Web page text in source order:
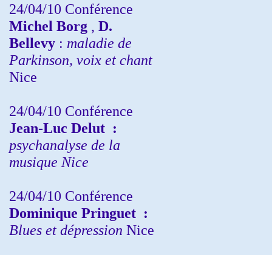
24/04/10 Conférence
Michel Borg , D.
Bellevy : maladie de
Parkinson, voix et chant
Nice
24/04/10 Conférence
Jean-Luc Delut :
psychanalyse de la
musique Nice
24/04/10 Conférence
Dominique Pringuet :
Blues et dépression Nice